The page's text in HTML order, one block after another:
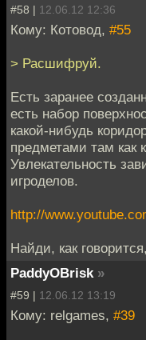
#58 | 12.06.12 12:36
Кому: Котовод, #55
> Расшифруй.
Есть заранее
есть набор
какой-нибудь
предметами там как
Увлекательность
игроделов.
http://
Найди, как
PaddyOBrisk »
#59 | 12.06.12 13:19
Кому: relgames, #39